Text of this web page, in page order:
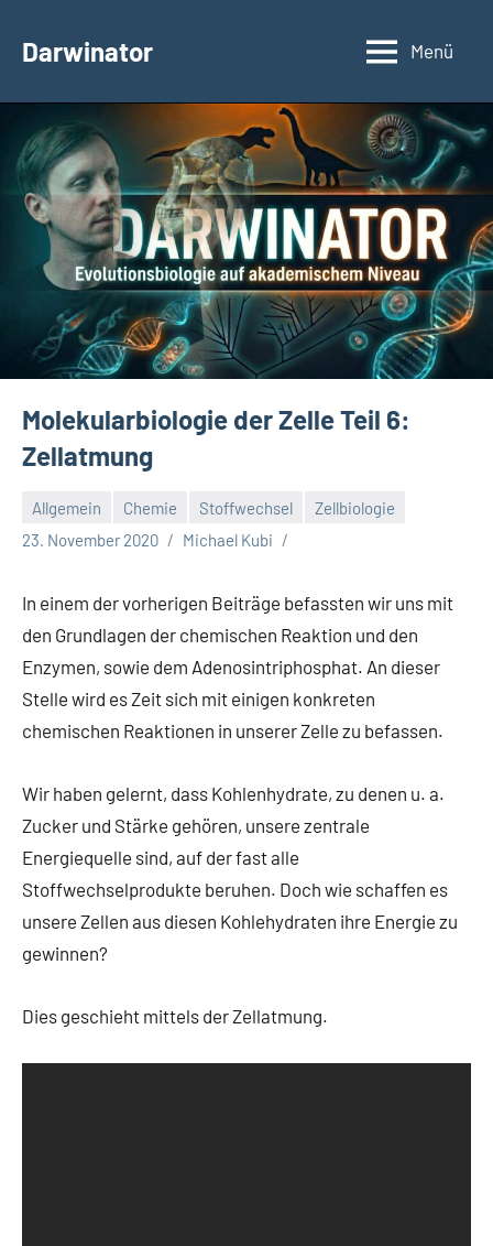
InhaltDarwinator
Evolutionsbiologie
Menü
Molekularbiologie der Zelle Teil 6:
Zellatmung
Allgemein Chemie Stoffwechsel
Zellbiologie
23. November 2020
Michael Kubi
In einem der vorherigen Beiträge befassten wir uns mit
den Grundlagen der chemischen Reaktion und den
Enzymen, sowie dem Adenosintriphosphat. An dieser
Stelle wird es Zeit sich mit einigen konkreten
chemischen Reaktionen in unserer Zelle zu befassen.
Wir haben gelernt, dass Kohlenhydrate, zu denen u. a.
Zucker und Stärke gehören, unsere zentrale
Energiequelle sind, auf der fast alle
Stoffwechselprodukte beruhen. Doch wie schaffen es
unsere Zellen aus diesen Kohlehydraten ihre Energie zu
gewinnen?
Dies geschieht mittels der Zellatmung.